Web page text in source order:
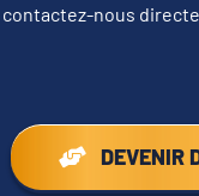
contactez-nous
DEVENIR